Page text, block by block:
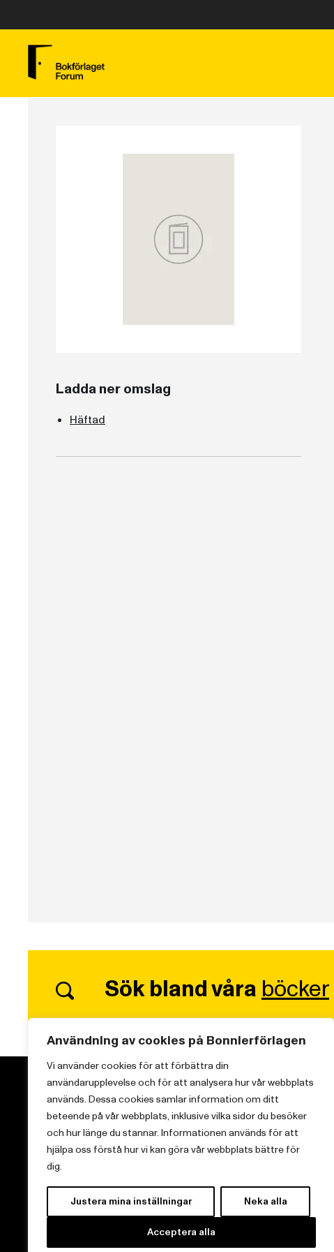
Användning av cookies på Bonnierförlagen
Vi använder cookies för att förbättra din
användarupplevelse och för att analysera hur vår webbplats
används. Dessa cookies samlar information om ditt
beteende på vår webbplats, inklusive vilka sidor du besöker
och hur länge du stannar. Informationen används för att
hjälpa oss förstå hur vi kan göra vår webbplats bättre för
dig.
Justera mina inställningar Neka alla
Acceptera alla
Ladda ner omslag
Häftad
Sök bland våraböcker
Vi brinner för starka berättelser och att sprida
kunskap inom aktuella ämnen.